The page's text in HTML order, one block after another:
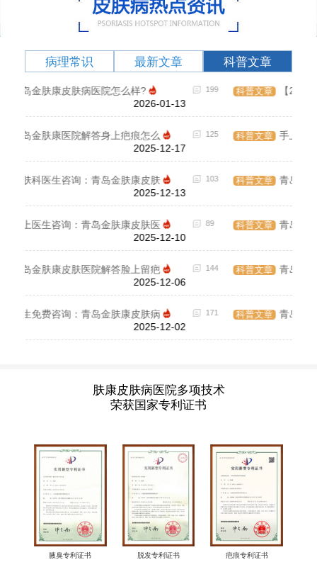
病理常识 最新文章 科普文章
科普文章 【2023热点问答】青岛治疗皮炎哪
182
科普文章 手上出现湿疹怎么办？青岛治疗湿
159
科普文章 青岛专业祛痘医院排名「专家问诊
118
科普文章 青岛皮肤病医院:男性脱发应该去
148
科普文章 青岛皮肤病医院:脱发需要做哪些
124
科普文章 青岛皮肤病医院:疤痕需要护理措
122
肤康皮肤病医院多项技术
荣获国家专利证书
腋臭专利证书 脱发专利证书 疤痕专利证书